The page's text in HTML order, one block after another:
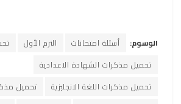
الوسوم: أسئلة امتحانات الترم الأول
تحميل مذكرات الشهادة الاعدادية
تحميل مذكرات اللغة الانجليزية
تحميل